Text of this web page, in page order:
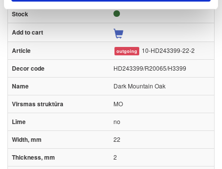
outgoing 10-HD243399-22-2
HD243399/R20065/H3399
Dark Mountain Oak
MO
no
22
2